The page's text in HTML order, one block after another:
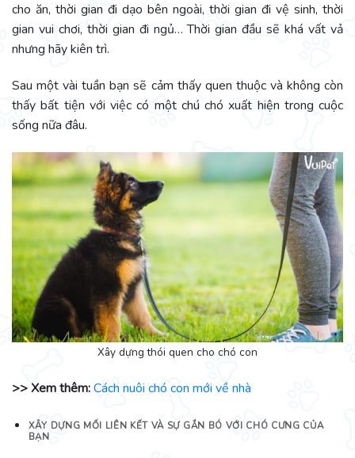
cho ăn, thời gian đi dạo bên ngoài, thời gian đi vệ sinh, thời
gian vui chơi, thời gian đi ngủ… Thời gian đầu sẽ khá vất vả
nhưng hãy kiên trì.
Sau một vài tuần bạn sẽ cảm thấy quen thuộc và không còn
thấy bất tiện với việc có một chú chó xuất hiện trong cuộc
sống nữa đâu.
Xây dựng thói quen cho chó con
>> Xem thêm:Cách nuôi chó con mới về nhà
XÂY DỰNG MỐI LIÊN KẾT VÀ SỰ GẮN BÓ VỚI CHÓ CƯNG CỦA
BẠN